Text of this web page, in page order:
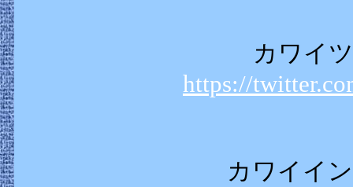
カワイ
https://
カワイイ